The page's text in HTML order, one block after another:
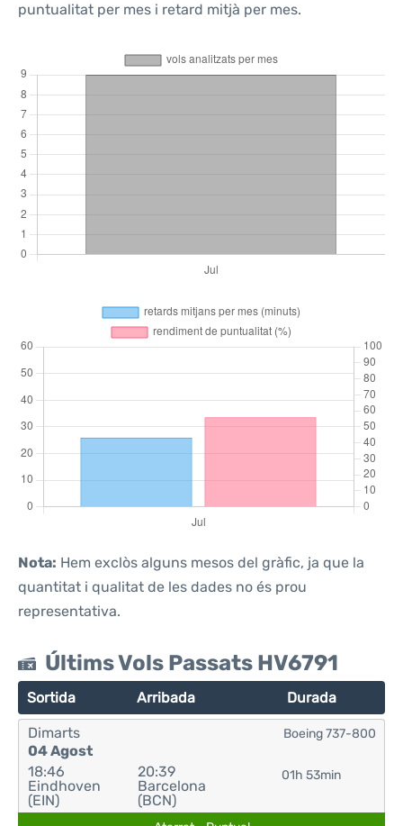
puntualitat per mes i retard mitjà per mes.
Nota: Hem exclòs alguns mesos del gràfic, ja que la
quantitat i qualitat de les dades no és prou
representativa.
Últims Vols Passats HV6791
Sortida Arribada Durada
Dimarts
04 Agost
18:46
Eindhoven
(EIN)
20:39
Barcelona
(BCN)
01h 53min
Boeing 737-800